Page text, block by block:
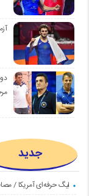
جدید
لیگ حرفه‌ای آمریکا /